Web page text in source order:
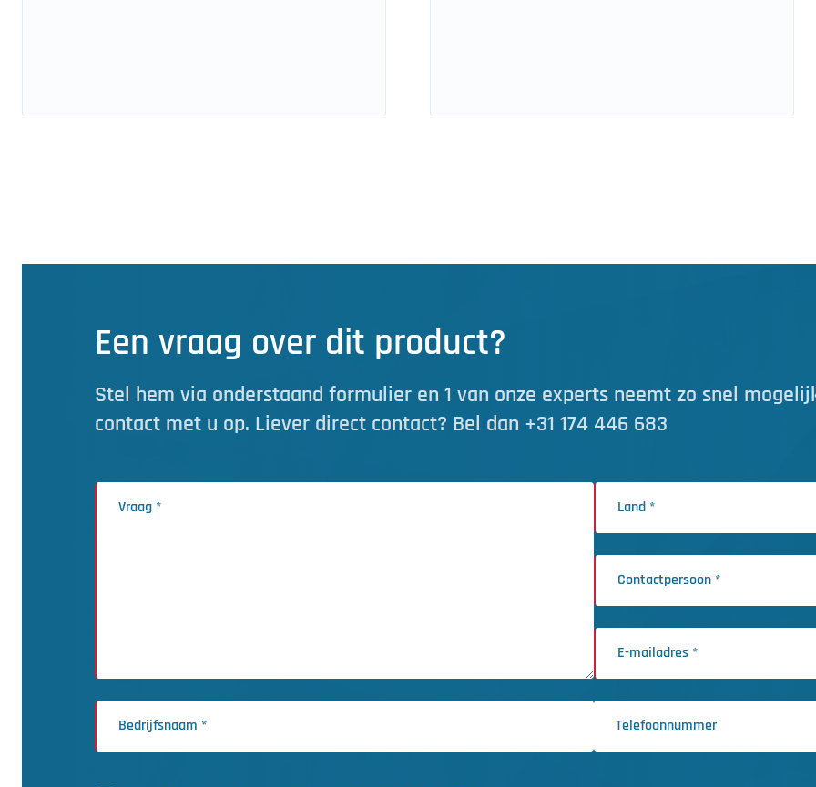
Een vraag over dit product?
Stel hem via onderstaand formulier en 1 van onze experts neemt zo snel
contact met u op. Liever direct contact? Bel dan +31 174 446 683